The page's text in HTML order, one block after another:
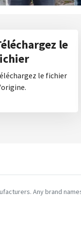
le
le fichier
Any brand